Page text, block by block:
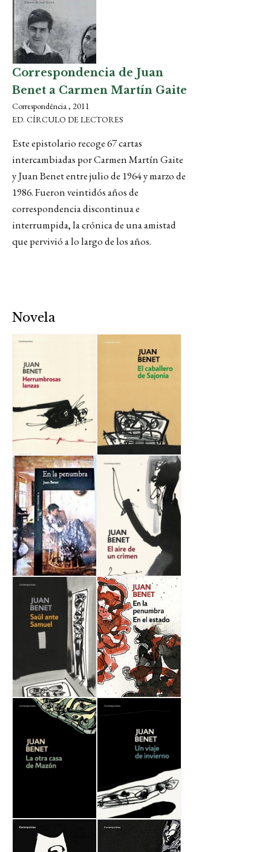
Correspondencia de Juan
Benet a Carmen Martín Gaite
Correspondência , 2011
ED. CÍRCULO DE LECTORES
Este epistolario recoge 67 cartas
intercambiadas por Carmen Martín Gaite
y Juan Benet entre julio de 1964 y marzo de
1986. Fueron veintidós años de
correspondencia discontinua e
interrumpida, la crónica de una amistad
que pervivió a lo largo de los años.
Novela